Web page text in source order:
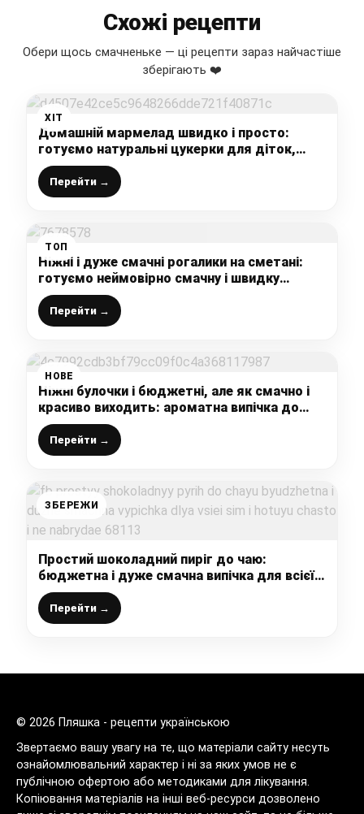
Схожі рецепти
Обери щось смачненьке — ці рецепти зараз найчастіше
зберігають ❤️
ХІТ
Домашній мармелад швидко і просто:
готуємо натуральні цукерки для діток,
смачний та корисний десерт
Перейти →
ТОП
Ніжні і дуже смачні рогалики на сметані:
готуємо неймовірно смачну і швидку
випічку до чаю з різними начинками, яка
подобається всім
Перейти →
НОВЕ
Ніжні булочки і бюджетні, але як смачно і
красиво виходить: ароматна випічка до
чаю (легко приготувати, рецепт легко
запам’ятати)
Перейти →
ЗБЕРЕЖИ
Простий шоколадний пиріг до чаю:
бюджетна і дуже смачна випічка для всієї
сім’ї, готую часто і не набридає
Перейти →
© 2026 Пляшка - рецепти українською
Звертаємо вашу увагу на те, що матеріали сайту несуть
ознайомлювальний характер і ні за яких умов не є
публічною офертою або методиками для лікування.
Копіювання матеріалів на інші веб-ресурси дозволено